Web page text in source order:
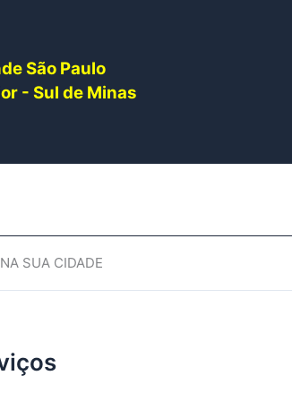
São Paulo
- Sul de Minas
SUA CIDADE